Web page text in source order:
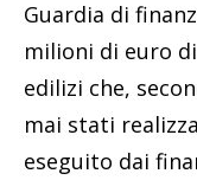
Guardia di
milioni di euro
edilizi che,
mai stati
eseguito dai